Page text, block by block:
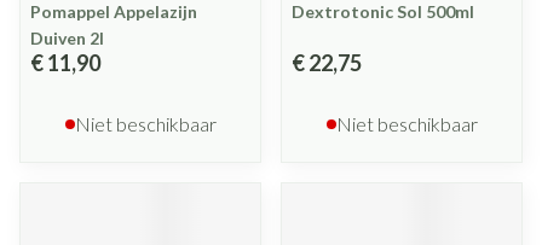
Pomappel Appelazijn
Duiven 2l
€ 11,90
Niet beschikbaar
Dextrotonic Sol 500ml
€ 22,75
Niet beschikbaar